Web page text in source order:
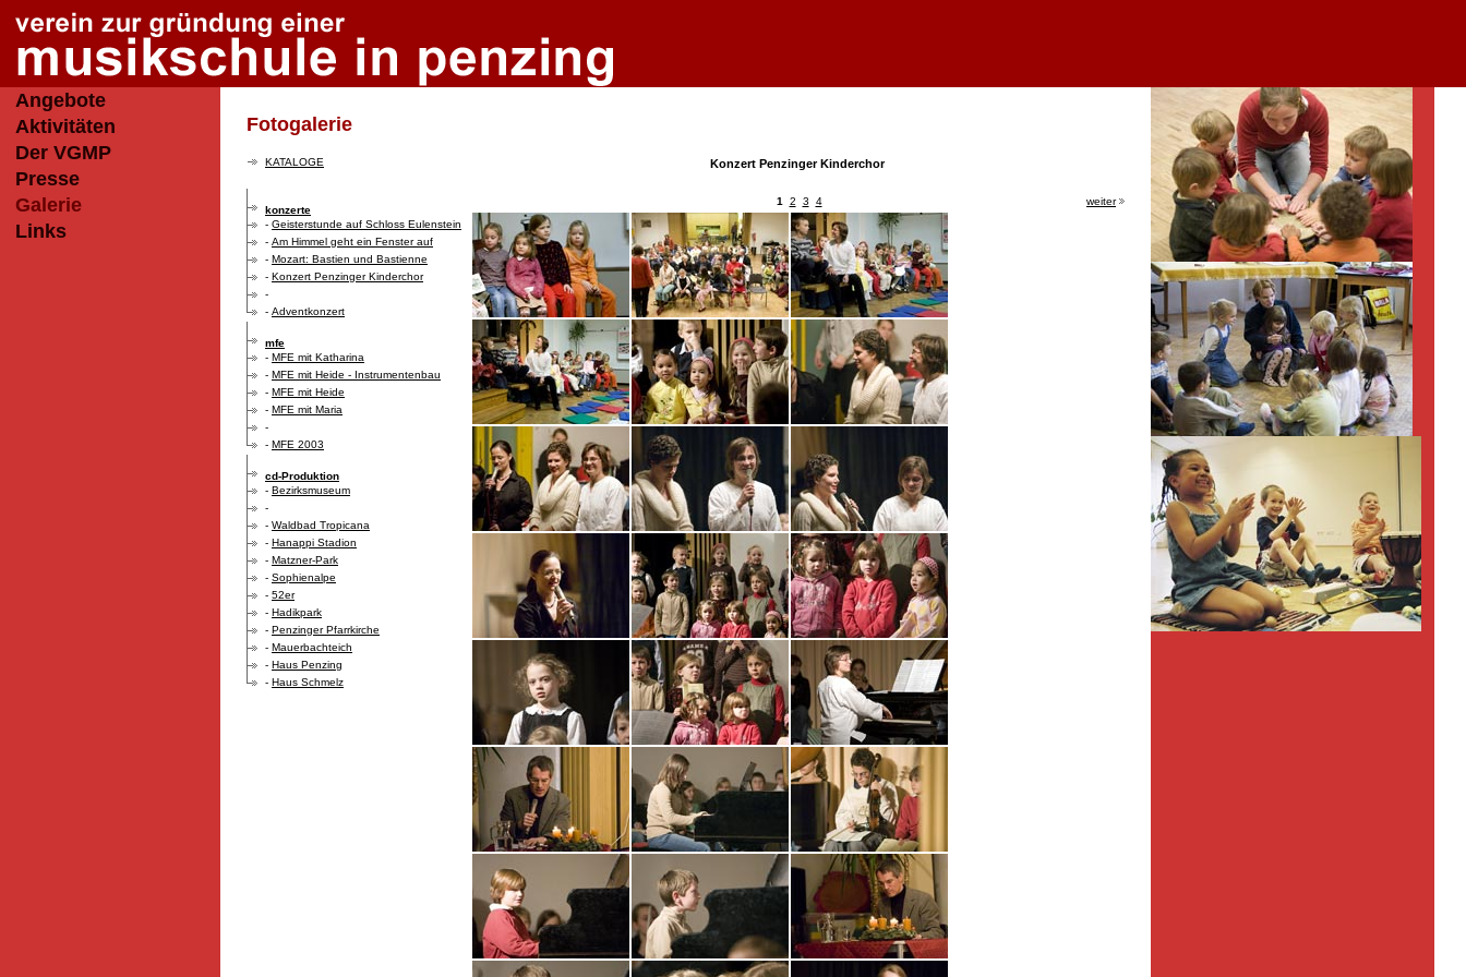
Angebote
Aktivitäten
Der VGMP
Presse
Galerie
Links
Fotogalerie
KATALOGE
konzerte
- Geisterstunde auf Schloss Eulenstein
- Am Himmel geht ein Fenster auf
- Mozart: Bastien und Bastienne
- Konzert Penzinger Kinderchor
-
- Adventkonzert
mfe
- MFE mit Katharina
- MFE mit Heide - Instrumentenbau
- MFE mit Heide
- MFE mit Maria
-
- MFE 2003
cd-Produktion
- Bezirksmuseum
-
- Waldbad Tropicana
- Hanappi Stadion
- Matzner-Park
- Sophienalpe
- 52er
- Hadikpark
- Penzinger Pfarrkirche
- Mauerbachteich
- Haus Penzing
- Haus Schmelz
Konzert Penzinger Kinderchor
1 2 3 4 weiter